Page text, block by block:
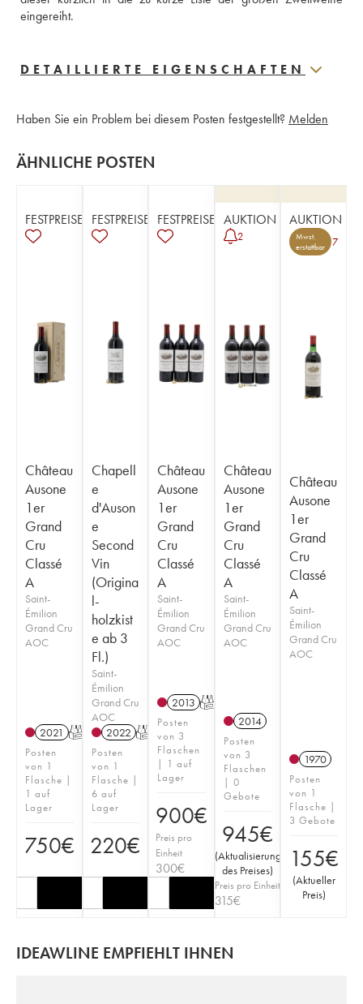
eingereiht.
DETAILLIERTE EIGENSCHAFTEN
Haben Sie ein Problem bei diesem Posten festgestellt? Melden
ÄHNLICHE POSTEN
FESTPREISE
Château
Ausone
1er
Grand
Cru
Classé
A
Saint-
Émilion
Grand Cru
AOC
2021 T
Posten
von 1
Flasche |
1 auf
Lager
750€
FESTPREISE
Chapell
e
d'Auson
e
Second
Vin
(Origina
l-
holzkist
e ab 3
Fl.)
Saint-
Émilion
Grand Cru
AOC
2022 T
Posten
von 1
Flasche |
6 auf
Lager
220€
FESTPREISE
Château
Ausone
1er
Grand
Cru
Classé
A
Saint-
Émilion
Grand Cru
AOC
2013 T
Posten
von 3
Flaschen
| 1 auf
Lager
900€
Preis pro
Einheit
300€
AUKTION
2
Château
Ausone
1er
Grand
Cru
Classé
A
Saint-
Émilion
Grand Cru
AOC
2014
Posten
von 3
Flaschen
| 0
Gebote
945€
(Aktualisierung
des Preises)
Preis pro Einheit
315€
AUKTION
Mwst.
erstattbar
7
Château
Ausone
1er
Grand
Cru
Classé
A
Saint-
Émilion
Grand Cru
AOC
1970
Posten
von 1
Flasche |
3 Gebote
155€
(Aktueller
Preis)
IDEAWLINE EMPFIEHLT IHNEN